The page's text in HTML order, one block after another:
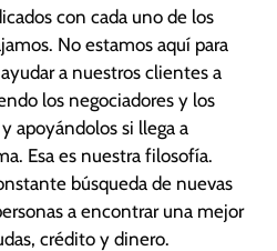
de 9 mil millones de
nuestros clientes.
a las personas a
financieras a través de
comunitarias,
otras organizaciones sin
educación y
cualquier edad o
con cada uno de los
No estamos aquí para
a nuestros clientes a
los negociadores y los
apoyándolos si llega a
Esa es nuestra filosofía.
búsqueda de nuevas
a encontrar una mejor
crédito y dinero.